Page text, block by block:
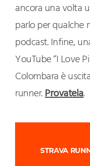
ancora una volta
parlo per
podcast. Infine,
YouTube “I Love
Colombara è
runner.Provatela.
STRAVA